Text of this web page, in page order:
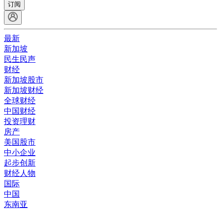
订阅
最新
新加坡
民生民声
财经
新加坡股市
新加坡财经
全球财经
中国财经
投资理财
房产
美国股市
中小企业
起步创新
财经人物
国际
中国
东南亚